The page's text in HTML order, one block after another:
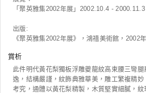
「聚英雅集2002年展」2002.10.4 -
出版:
《聚英雅集2002年展》，鴻禧美術館，2002
賞析
此件明代黃花梨獨板浮雕夔龍紋高束腰三彎
逸，結構嚴謹，紋飾典雅華美，雕工繁複精
考究，通體以黃花梨精製，木質堅實細膩，